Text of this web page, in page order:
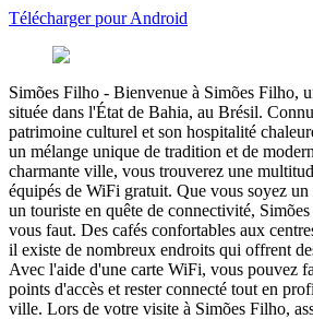
Télécharger pour Android
Simões Filho - Bienvenue à Simões Filho,
située dans l'État de Bahia, au Brésil.
patrimoine culturel et son hospitalité
un mélange unique de tradition et de
charmante ville, vous trouverez une
équipés de WiFi gratuit. Que vous soyez
un touriste en quête de connectivité,
vous faut. Des cafés confortables aux
il existe de nombreux endroits qui offrent
Avec l'aide d'une carte WiFi, vous pouvez
points d'accès et rester connecté tout en
ville. Lors de votre visite à Simões Filho,